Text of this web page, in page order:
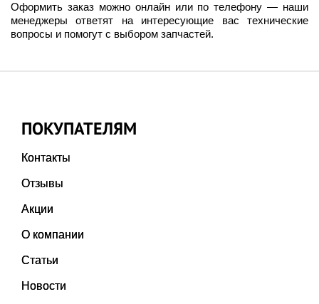
Оформить заказ можно онлайн или по телефону — наши
менеджеры ответят на интересующие вас технические
вопросы и помогут с выбором запчастей.
ПОКУПАТЕЛЯМ
Контакты
Отзывы
Акции
О компании
Статьи
Новости